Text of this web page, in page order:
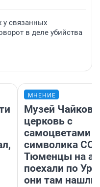
у связанных
в деле убийства
МНЕНИЕ
Музей
церковь с
самоцветами
символика
Тюменцы на
поехали по
они там нашли